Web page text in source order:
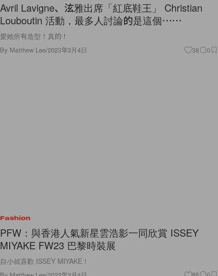
Avril Lavigne、泫雅出席「紅底鞋王」 Christian
Louboutin 活動，最多人討論的是這個⋯⋯
愛她所有造型！真的！
By Matthew Lee/2023年3月4日 38 0
Fashion
PFW：與香港人氣新星雲浩影一同欣賞 ISSEY
MIYAKE FW23 巴黎時裝展
自小就喜歡 ISSEY MIYAKE！